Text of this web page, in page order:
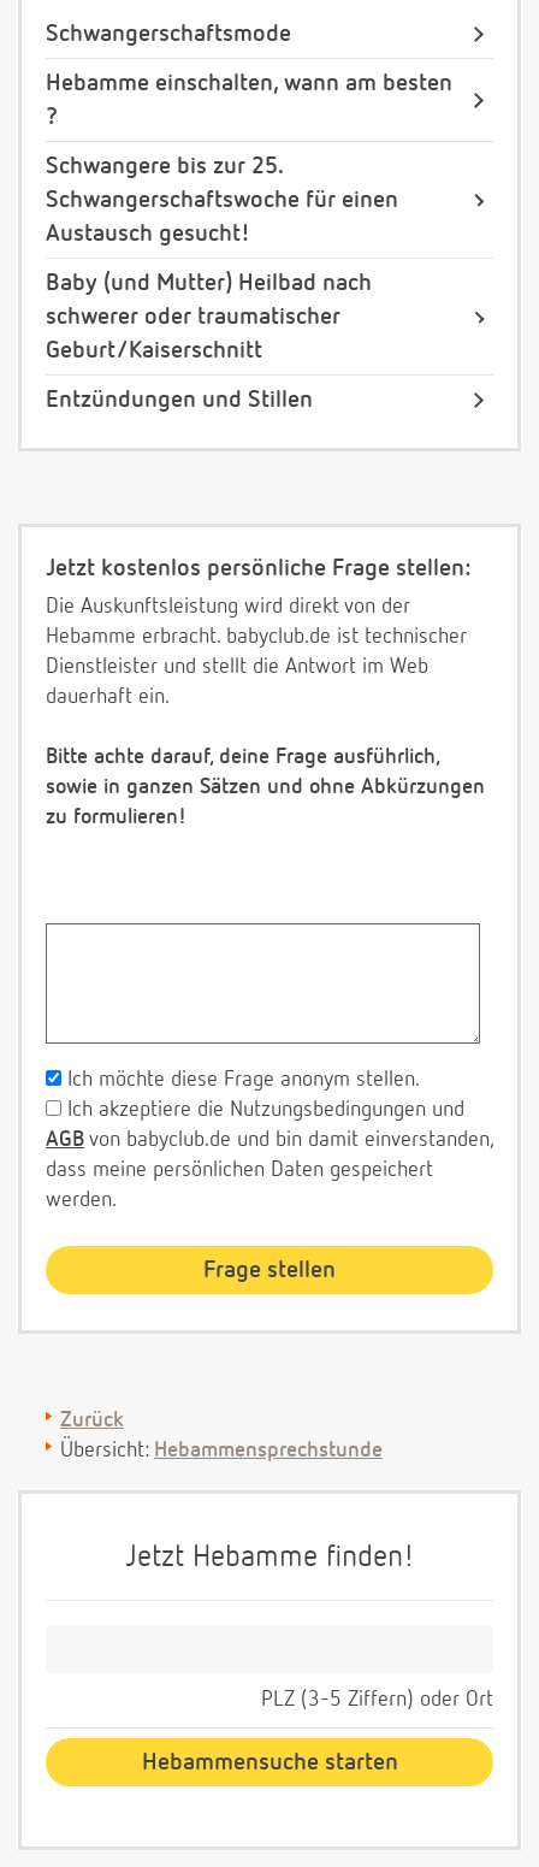
Schwangerschaftsmode
Hebamme einschalten, wann am besten
?
Schwangere bis zur 25.
Schwangerschaftswoche für einen
Austausch gesucht!
Baby (und Mutter) Heilbad nach
schwerer oder traumatischer
Geburt/Kaiserschnitt
Entzündungen und Stillen
Jetzt kostenlos persönliche Frage stellen:
Die Auskunftsleistung wird direkt von der
Hebamme erbracht. babyclub.de ist technischer
Dienstleister und stellt die Antwort im Web
dauerhaft ein.
Bitte achte darauf, deine Frage ausführlich,
sowie in ganzen Sätzen und ohne Abkürzungen
zu formulieren!
Ich möchte diese Frage anonym stellen.
Ich akzeptiere die Nutzungsbedingungen und
AGB von babyclub.de und bin damit einverstanden,
dass meine persönlichen Daten gespeichert
werden.
Zurück
Übersicht: Hebammensprechstunde
Jetzt Hebamme finden!
PLZ (3-5 Ziffern) oder Ort